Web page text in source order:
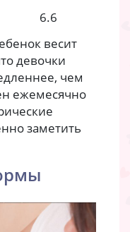
6.6
весит
девочки
чем
ежемесячно
заметить